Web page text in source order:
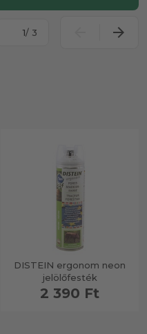
/ 3
DISTEIN ergonom neon
jelölőfesték
2 390 Ft